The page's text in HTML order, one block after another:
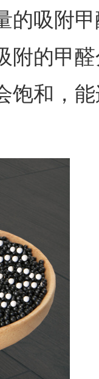
的吸附
附的甲
饱和，